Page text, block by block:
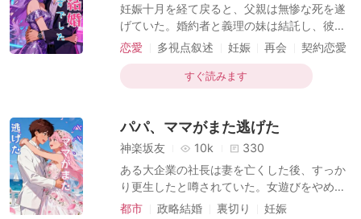
彼は止まる気配を見せなかった。もう耐えら
れなくなった彼女は、結婚証明書を見せて
「私は既婚者です。あなたとはデートできま
せん！」と訴えた。 すると、エライアスはス
カーレットの結婚証明書を
妊娠十月を経て戻ると、父親は無惨な死を遂
げていた。婚約者と義理の妹は結託し、彼女
を家から追い出した。 3年後に再び戻った彼
高嶺の花の男性に手を出さざるを得なかった
が、彼に隅へと追い詰められてしまう。 男は
を誘惑しているのか？」 彼女はわなわなと震
える。「わざと無礼を働いたのでは……」 偽
歩と追い詰め、深く入り込んでくるのだろう
か？ 彼女が顔を赤らめるも、彼は意に介さ
ず、興味深そうに眉を吊り上げて彼女を見つ
恋愛 多視点叙述 妊娠 再会
契約恋愛
ベビー助攻
すぐ読みます
パパ、ママがまた逃げた
神楽坂友 10k
330
ある大企業の社長は妻を亡くした後、すっか
り更生したと噂されていた。女遊びをやめ、
真面目に息子と暮らしていたのだ。 そんなあ
都市 政略結婚 裏切り
妊娠